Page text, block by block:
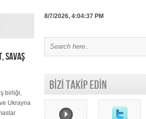
SAVAŞ
birliği,
Ukrayna
8/7/2026, 4:04:37 PM
BİZİ TAKİP EDİN